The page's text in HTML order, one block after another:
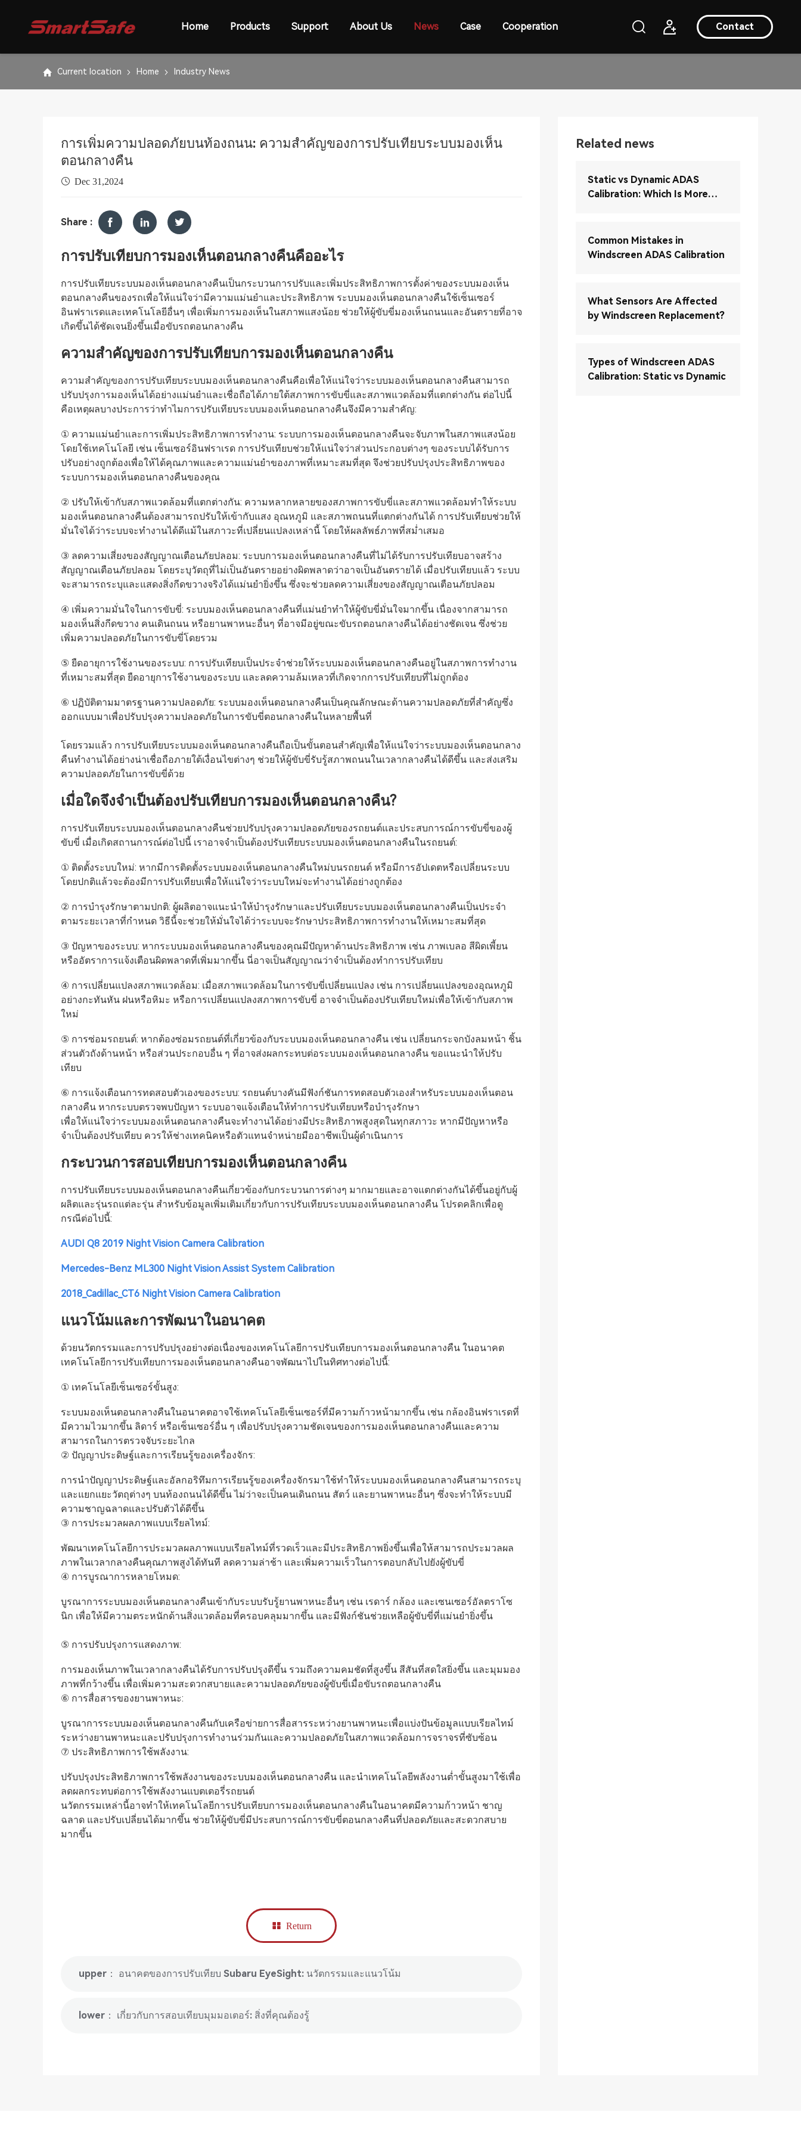
Contact
Home Products Support About Us News Case Cooperation
Current location Home Industry News
การเพิ่มความปลอดภัยบนท้องถนน: ความสำคัญของการปรับเทียบระบบมองเห็น
ตอนกลางคืน
Dec 31,2024
Share :
การปรับเทียบการมองเห็นตอนกลางคืนคืออะไร
การปรับเทียบระบบมองเห็นตอนกลางคืนเป็นกระบวนการปรับและเพิ่มประสิทธิภาพการตั้งค่าของระบบมองเห็น
ตอนกลางคืนของรถเพื่อให้แน่ใจว่ามีความแม่นยำและประสิทธิภาพ ระบบมองเห็นตอนกลางคืนใช้เซ็นเซอร์
อินฟราเรดและเทคโนโลยีอื่นๆ เพื่อเพิ่มการมองเห็นในสภาพแสงน้อย ช่วยให้ผู้ขับขี่มองเห็นถนนและอันตรายที่อาจ
เกิดขึ้นได้ชัดเจนยิ่งขึ้นเมื่อขับรถตอนกลางคืน
ความสำคัญของการปรับเทียบการมองเห็นตอนกลางคืน
ความสำคัญของการปรับเทียบระบบมองเห็นตอนกลางคืนคือเพื่อให้แน่ใจว่าระบบมองเห็นตอนกลางคืนสามารถ
ปรับปรุงการมองเห็นได้อย่างแม่นยำและเชื่อถือได้ภายใต้สภาพการขับขี่และสภาพแวดล้อมที่แตกต่างกัน ต่อไปนี้
คือเหตุผลบางประการว่าทำไมการปรับเทียบระบบมองเห็นตอนกลางคืนจึงมีความสำคัญ:
① ความแม่นยำและการเพิ่มประสิทธิภาพการทำงาน: ระบบการมองเห็นตอนกลางคืนจะจับภาพในสภาพแสงน้อย
โดยใช้เทคโนโลยี เช่น เซ็นเซอร์อินฟราเรด การปรับเทียบช่วยให้แน่ใจว่าส่วนประกอบต่างๆ ของระบบได้รับการ
ปรับอย่างถูกต้องเพื่อให้ได้คุณภาพและความแม่นยำของภาพที่เหมาะสมที่สุด จึงช่วยปรับปรุงประสิทธิภาพของ
ระบบการมองเห็นตอนกลางคืนของคุณ
② ปรับให้เข้ากับสภาพแวดล้อมที่แตกต่างกัน: ความหลากหลายของสภาพการขับขี่และสภาพแวดล้อมทำให้ระบบ
มองเห็นตอนกลางคืนต้องสามารถปรับให้เข้ากับแสง อุณหภูมิ และสภาพถนนที่แตกต่างกันได้ การปรับเทียบช่วยให้
มั่นใจได้ว่าระบบจะทำงานได้ดีแม้ในสภาวะที่เปลี่ยนแปลงเหล่านี้ โดยให้ผลลัพธ์ภาพที่สม่ำเสมอ
③ ลดความเสี่ยงของสัญญาณเตือนภัยปลอม: ระบบการมองเห็นตอนกลางคืนที่ไม่ได้รับการปรับเทียบอาจสร้าง
สัญญาณเตือนภัยปลอม โดยระบุวัตถุที่ไม่เป็นอันตรายอย่างผิดพลาดว่าอาจเป็นอันตรายได้ เมื่อปรับเทียบแล้ว ระบบ
จะสามารถระบุและแสดงสิ่งกีดขวางจริงได้แม่นยำยิ่งขึ้น ซึ่งจะช่วยลดความเสี่ยงของสัญญาณเตือนภัยปลอม
④ เพิ่มความมั่นใจในการขับขี่: ระบบมองเห็นตอนกลางคืนที่แม่นยำทำให้ผู้ขับขี่มั่นใจมากขึ้น เนื่องจากสามารถ
มองเห็นสิ่งกีดขวาง คนเดินถนน หรือยานพาหนะอื่นๆ ที่อาจมีอยู่ขณะขับรถตอนกลางคืนได้อย่างชัดเจน ซึ่งช่วย
เพิ่มความปลอดภัยในการขับขี่โดยรวม
⑤ ยืดอายุการใช้งานของระบบ: การปรับเทียบเป็นประจำช่วยให้ระบบมองเห็นตอนกลางคืนอยู่ในสภาพการทำงาน
ที่เหมาะสมที่สุด ยืดอายุการใช้งานของระบบ และลดความล้มเหลวที่เกิดจากการปรับเทียบที่ไม่ถูกต้อง
⑥ ปฏิบัติตามมาตรฐานความปลอดภัย: ระบบมองเห็นตอนกลางคืนเป็นคุณลักษณะด้านความปลอดภัยที่สำคัญซึ่ง
ออกแบบมาเพื่อปรับปรุงความปลอดภัยในการขับขี่ตอนกลางคืนในหลายพื้นที่
โดยรวมแล้ว การปรับเทียบระบบมองเห็นตอนกลางคืนถือเป็นขั้นตอนสำคัญเพื่อให้แน่ใจว่าระบบมองเห็นตอนกลาง
คืนทำงานได้อย่างน่าเชื่อถือภายใต้เงื่อนไขต่างๆ ช่วยให้ผู้ขับขี่รับรู้สภาพถนนในเวลากลางคืนได้ดีขึ้น และส่งเสริม
ความปลอดภัยในการขับขี่ด้วย
เมื่อใดจึงจำเป็นต้องปรับเทียบการมองเห็นตอนกลางคืน?
การปรับเทียบระบบมองเห็นตอนกลางคืนช่วยปรับปรุงความปลอดภัยของรถยนต์และประสบการณ์การขับขี่ของผู้
ขับขี่ เมื่อเกิดสถานการณ์ต่อไปนี้ เราอาจจำเป็นต้องปรับเทียบระบบมองเห็นตอนกลางคืนในรถยนต์:
① ติดตั้งระบบใหม่: หากมีการติดตั้งระบบมองเห็นตอนกลางคืนใหม่บนรถยนต์ หรือมีการอัปเดตหรือเปลี่ยนระบบ
โดยปกติแล้วจะต้องมีการปรับเทียบเพื่อให้แน่ใจว่าระบบใหม่จะทำงานได้อย่างถูกต้อง
② การบำรุงรักษาตามปกติ: ผู้ผลิตอาจแนะนำให้บำรุงรักษาและปรับเทียบระบบมองเห็นตอนกลางคืนเป็นประจำ
ตามระยะเวลาที่กำหนด วิธีนี้จะช่วยให้มั่นใจได้ว่าระบบจะรักษาประสิทธิภาพการทำงานให้เหมาะสมที่สุด
③ ปัญหาของระบบ: หากระบบมองเห็นตอนกลางคืนของคุณมีปัญหาด้านประสิทธิภาพ เช่น ภาพเบลอ สีผิดเพี้ยน
หรืออัตราการแจ้งเตือนผิดพลาดที่เพิ่มมากขึ้น นี่อาจเป็นสัญญาณว่าจำเป็นต้องทำการปรับเทียบ
④ การเปลี่ยนแปลงสภาพแวดล้อม: เมื่อสภาพแวดล้อมในการขับขี่เปลี่ยนแปลง เช่น การเปลี่ยนแปลงของอุณหภูมิ
อย่างกะทันหัน ฝนหรือหิมะ หรือการเปลี่ยนแปลงสภาพการขับขี่ อาจจำเป็นต้องปรับเทียบใหม่เพื่อให้เข้ากับสภาพ
ใหม่
⑤ การซ่อมรถยนต์: หากต้องซ่อมรถยนต์ที่เกี่ยวข้องกับระบบมองเห็นตอนกลางคืน เช่น เปลี่ยนกระจกบังลมหน้า ชิ้น
ส่วนตัวถังด้านหน้า หรือส่วนประกอบอื่น ๆ ที่อาจส่งผลกระทบต่อระบบมองเห็นตอนกลางคืน ขอแนะนำให้ปรับ
เทียบ
⑥ การแจ้งเตือนการทดสอบตัวเองของระบบ: รถยนต์บางคันมีฟังก์ชันการทดสอบตัวเองสำหรับระบบมองเห็นตอน
กลางคืน หากระบบตรวจพบปัญหา ระบบอาจแจ้งเตือนให้ทำการปรับเทียบหรือบำรุงรักษา
เพื่อให้แน่ใจว่าระบบมองเห็นตอนกลางคืนจะทำงานได้อย่างมีประสิทธิภาพสูงสุดในทุกสภาวะ หากมีปัญหาหรือ
จำเป็นต้องปรับเทียบ ควรให้ช่างเทคนิคหรือตัวแทนจำหน่ายมืออาชีพเป็นผู้ดำเนินการ
กระบวนการสอบเทียบการมองเห็นตอนกลางคืน
การปรับเทียบระบบมองเห็นตอนกลางคืนเกี่ยวข้องกับกระบวนการต่างๆ มากมายและอาจแตกต่างกันได้ขึ้นอยู่กับผู้
ผลิตและรุ่นรถแต่ละรุ่น สำหรับข้อมูลเพิ่มเติมเกี่ยวกับการปรับเทียบระบบมองเห็นตอนกลางคืน โปรดคลิกเพื่อดู
กรณีต่อไปนี้:
AUDI Q8 2019 Night Vision Camera Calibration
Mercedes-Benz ML300 Night Vision Assist System Calibration
2018_Cadillac_CT6 Night Vision Camera Calibration
แนวโน้มและการพัฒนาในอนาคต
ด้วยนวัตกรรมและการปรับปรุงอย่างต่อเนื่องของเทคโนโลยีการปรับเทียบการมองเห็นตอนกลางคืน ในอนาคต
เทคโนโลยีการปรับเทียบการมองเห็นตอนกลางคืนอาจพัฒนาไปในทิศทางต่อไปนี้:
① เทคโนโลยีเซ็นเซอร์ขั้นสูง:
ระบบมองเห็นตอนกลางคืนในอนาคตอาจใช้เทคโนโลยีเซ็นเซอร์ที่มีความก้าวหน้ามากขึ้น เช่น กล้องอินฟราเรดที่
มีความไวมากขึ้น ลิดาร์ หรือเซ็นเซอร์อื่น ๆ เพื่อปรับปรุงความชัดเจนของการมองเห็นตอนกลางคืนและความ
สามารถในการตรวจจับระยะไกล
② ปัญญาประดิษฐ์และการเรียนรู้ของเครื่องจักร:
การนำปัญญาประดิษฐ์และอัลกอริทึมการเรียนรู้ของเครื่องจักรมาใช้ทำให้ระบบมองเห็นตอนกลางคืนสามารถระบุ
และแยกแยะวัตถุต่างๆ บนท้องถนนได้ดีขึ้น ไม่ว่าจะเป็นคนเดินถนน สัตว์ และยานพาหนะอื่นๆ ซึ่งจะทำให้ระบบมี
ความชาญฉลาดและปรับตัวได้ดีขึ้น
③ การประมวลผลภาพแบบเรียลไทม์:
พัฒนาเทคโนโลยีการประมวลผลภาพแบบเรียลไทม์ที่รวดเร็วและมีประสิทธิภาพยิ่งขึ้นเพื่อให้สามารถประมวลผล
ภาพในเวลากลางคืนคุณภาพสูงได้ทันที ลดความล่าช้า และเพิ่มความเร็วในการตอบกลับไปยังผู้ขับขี่
④ การบูรณาการหลายโหมด:
บูรณาการระบบมองเห็นตอนกลางคืนเข้ากับระบบรับรู้ยานพาหนะอื่นๆ เช่น เรดาร์ กล้อง และเซนเซอร์อัลตราโซ
นิก เพื่อให้มีความตระหนักด้านสิ่งแวดล้อมที่ครอบคลุมมากขึ้น และมีฟังก์ชันช่วยเหลือผู้ขับขี่ที่แม่นยำยิ่งขึ้น
⑤ การปรับปรุงการแสดงภาพ:
การมองเห็นภาพในเวลากลางคืนได้รับการปรับปรุงดีขึ้น รวมถึงความคมชัดที่สูงขึ้น สีสันที่สดใสยิ่งขึ้น และมุมมอง
ภาพที่กว้างขึ้น เพื่อเพิ่มความสะดวกสบายและความปลอดภัยของผู้ขับขี่เมื่อขับรถตอนกลางคืน
⑥ การสื่อสารของยานพาหนะ:
บูรณาการระบบมองเห็นตอนกลางคืนกับเครือข่ายการสื่อสารระหว่างยานพาหนะเพื่อแบ่งปันข้อมูลแบบเรียลไทม์
ระหว่างยานพาหนะและปรับปรุงการทำงานร่วมกันและความปลอดภัยในสภาพแวดล้อมการจราจรที่ซับซ้อน
⑦ ประสิทธิภาพการใช้พลังงาน:
ปรับปรุงประสิทธิภาพการใช้พลังงานของระบบมองเห็นตอนกลางคืน และนำเทคโนโลยีพลังงานต่ำขั้นสูงมาใช้เพื่อ
ลดผลกระทบต่อการใช้พลังงานแบตเตอรี่รถยนต์
นวัตกรรมเหล่านี้อาจทำให้เทคโนโลยีการปรับเทียบการมองเห็นตอนกลางคืนในอนาคตมีความก้าวหน้า ชาญ
ฉลาด และปรับเปลี่ยนได้มากขึ้น ช่วยให้ผู้ขับขี่มีประสบการณ์การขับขี่ตอนกลางคืนที่ปลอดภัยและสะดวกสบาย
มากขึ้น
Return
upper： อนาคตของการปรับเทียบ Subaru EyeSight: นวัตกรรมและแนวโน้ม
lower： เกี่ยวกับการสอบเทียบมุมมอเตอร์: สิ่งที่คุณต้องรู้
Related news
Static vs Dynamic ADAS
Calibration: Which Is More
Common Mistakes in
Windscreen ADAS Calibration
What Sensors Are Affected
by Windscreen Replacement?
Types of Windscreen ADAS
Calibration: Static vs Dynamic